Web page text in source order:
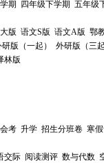
期 四年级下学期 五年级
版 语文S版 语文A版 鄂
版（一起）
外研版（三
林版
会考 升学 招生分班卷 寒
交际 阅读测评 数与代数